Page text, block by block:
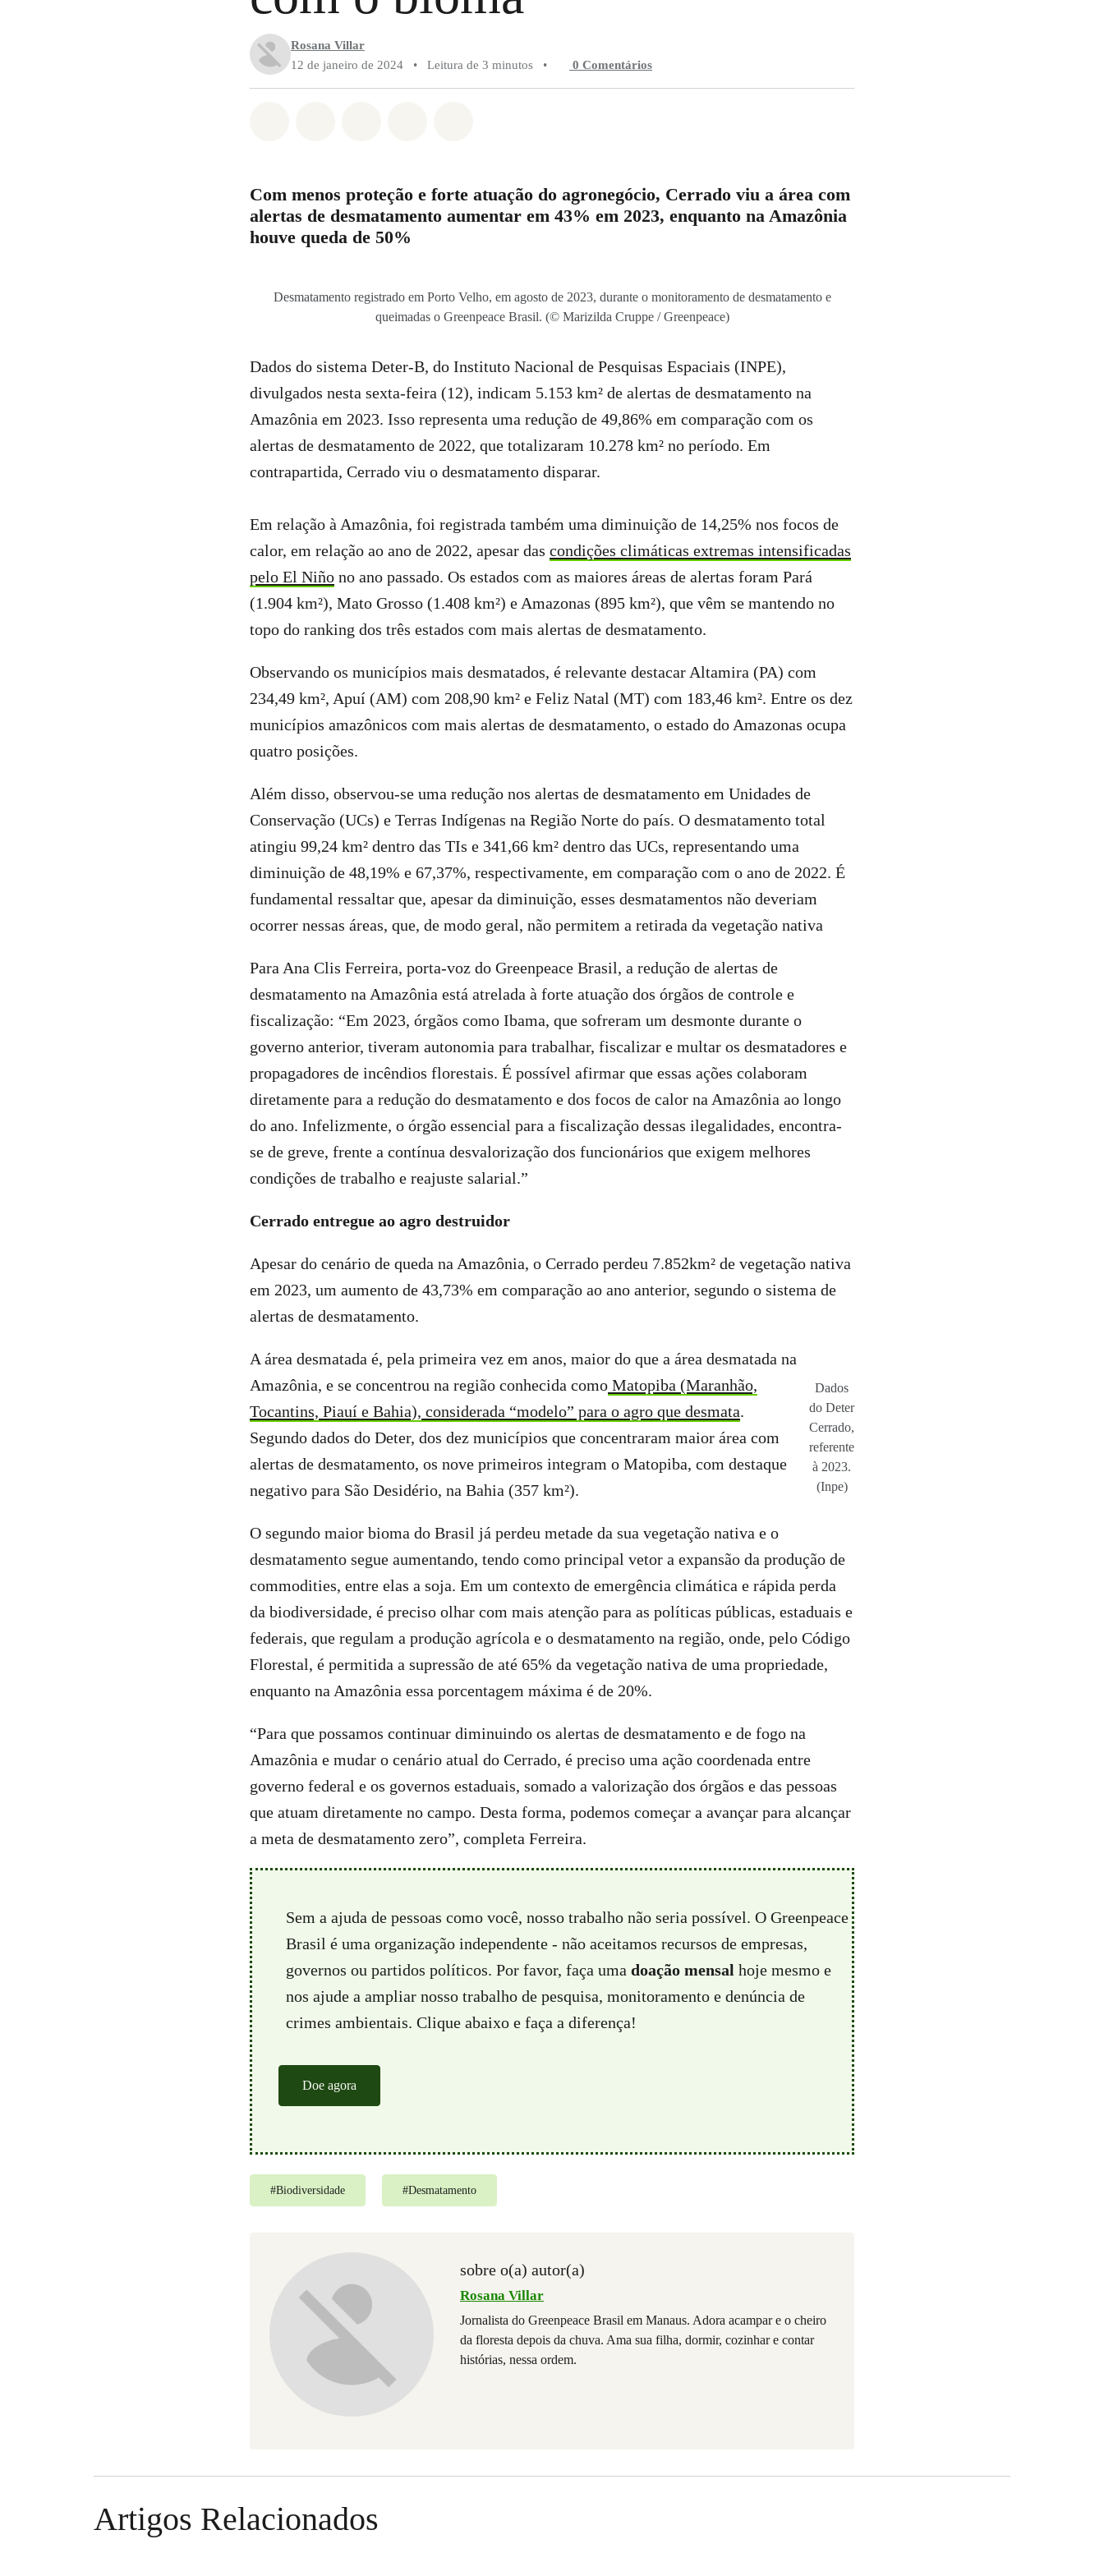
Rosana Villar
12 de janeiro de 2024
• Leitura de 3 minutos • 0 Comentários
Com menos proteção e forte atuação do agronegócio, Cerrado viu a área com
alertas de desmatamento aumentar em 43% em 2023, enquanto na Amazônia
houve queda de 50%
Desmatamento registrado em Porto Velho, em agosto de 2023, durante o monitoramento de desmatamento e
queimadas o Greenpeace Brasil. (© Marizilda Cruppe / Greenpeace)
Dados do sistema Deter-B, do Instituto Nacional de Pesquisas Espaciais (INPE),
divulgados nesta sexta-feira (12), indicam 5.153 km² de alertas de desmatamento na
Amazônia em 2023. Isso representa uma redução de 49,86% em comparação com os
alertas de desmatamento de 2022, que totalizaram 10.278 km² no período. Em
contrapartida, Cerrado viu o desmatamento disparar.
Em relação à Amazônia, foi registrada também uma diminuição de 14,25% nos focos de
calor, em relação ao ano de 2022, apesar das condições climáticas extremas intensificadas
pelo El Niño no ano passado. Os estados com as maiores áreas de alertas foram Pará
(1.904 km²), Mato Grosso (1.408 km²) e Amazonas (895 km²), que vêm se mantendo no
topo do ranking dos três estados com mais alertas de desmatamento.
Observando os municípios mais desmatados, é relevante destacar Altamira (PA) com
234,49 km², Apuí (AM) com 208,90 km² e Feliz Natal (MT) com 183,46 km². Entre os dez
municípios amazônicos com mais alertas de desmatamento, o estado do Amazonas ocupa
quatro posições.
Além disso, observou-se uma redução nos alertas de desmatamento em Unidades de
Conservação (UCs) e Terras Indígenas na Região Norte do país. O desmatamento total
atingiu 99,24 km² dentro das TIs e 341,66 km² dentro das UCs, representando uma
diminuição de 48,19% e 67,37%, respectivamente, em comparação com o ano de 2022. É
fundamental ressaltar que, apesar da diminuição, esses desmatamentos não deveriam
ocorrer nessas áreas, que, de modo geral, não permitem a retirada da vegetação nativa
Para Ana Clis Ferreira, porta-voz do Greenpeace Brasil, a redução de alertas de
desmatamento na Amazônia está atrelada à forte atuação dos órgãos de controle e
fiscalização: “Em 2023, órgãos como Ibama, que sofreram um desmonte durante o
governo anterior, tiveram autonomia para trabalhar, fiscalizar e multar os desmatadores e
propagadores de incêndios florestais. É possível afirmar que essas ações colaboram
diretamente para a redução do desmatamento e dos focos de calor na Amazônia ao longo
do ano. Infelizmente, o órgão essencial para a fiscalização dessas ilegalidades, encontra-
se de greve, frente a contínua desvalorização dos funcionários que exigem melhores
condições de trabalho e reajuste salarial.”
Cerrado entregue ao agro destruidor
Apesar do cenário de queda na Amazônia, o Cerrado perdeu 7.852km² de vegetação nativa
em 2023, um aumento de 43,73% em comparação ao ano anterior, segundo o sistema de
alertas de desmatamento.
Dados
do Deter
Cerrado,
referente
à 2023.
(Inpe)
A área desmatada é, pela primeira vez em anos, maior do que a área desmatada na
Amazônia, e se concentrou na região conhecida como Matopiba (Maranhão,
Tocantins, Piauí e Bahia), considerada “modelo” para o agro que desmata.
Segundo dados do Deter, dos dez municípios que concentraram maior área com
alertas de desmatamento, os nove primeiros integram o Matopiba, com destaque
negativo para São Desidério, na Bahia (357 km²).
O segundo maior bioma do Brasil já perdeu metade da sua vegetação nativa e o
desmatamento segue aumentando, tendo como principal vetor a expansão da produção de
commodities, entre elas a soja. Em um contexto de emergência climática e rápida perda
da biodiversidade, é preciso olhar com mais atenção para as políticas públicas, estaduais e
federais, que regulam a produção agrícola e o desmatamento na região, onde, pelo Código
Florestal, é permitida a supressão de até 65% da vegetação nativa de uma propriedade,
enquanto na Amazônia essa porcentagem máxima é de 20%.
“Para que possamos continuar diminuindo os alertas de desmatamento e de fogo na
Amazônia e mudar o cenário atual do Cerrado, é preciso uma ação coordenada entre
governo federal e os governos estaduais, somado a valorização dos órgãos e das pessoas
que atuam diretamente no campo. Desta forma, podemos começar a avançar para alcançar
a meta de desmatamento zero”, completa Ferreira.
Sem a ajuda de pessoas como você, nosso trabalho não seria possível. O Greenpeace
Brasil é uma organização independente - não aceitamos recursos de empresas,
governos ou partidos políticos. Por favor, faça uma doação mensal hoje mesmo e
nos ajude a ampliar nosso trabalho de pesquisa, monitoramento e denúncia de
crimes ambientais. Clique abaixo e faça a diferença!
Doe agora
#Biodiversidade #Desmatamento
sobre o(a) autor(a)
Rosana Villar
Jornalista do Greenpeace Brasil em Manaus. Adora acampar e o cheiro
da floresta depois da chuva. Ama sua filha, dormir, cozinhar e contar
histórias, nessa ordem.
Artigos Relacionados